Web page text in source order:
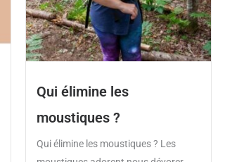
Qui élimine les
moustiques ?
Qui élimine les moustiques ? Les